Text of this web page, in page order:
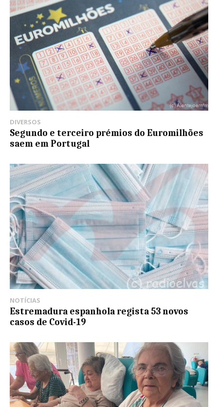
DIVERSOS
Segundo e terceiro prémios do Euromilhões
saem em Portugal
NOTÍCIAS
Estremadura espanhola regista 53 novos
casos de Covid-19